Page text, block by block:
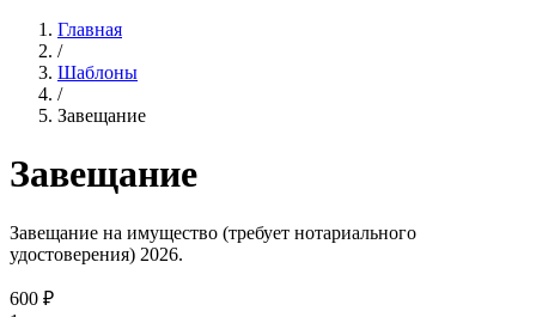
Главная
/
Шаблоны
/
Завещание
Завещание
Завещание на имущество (требует нотариального
удостоверения) 2026.
600 ₽